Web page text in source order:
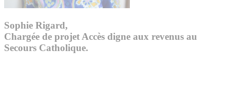
Sophie Rigard,
Chargée de projet Accès digne aux revenus au
Secours Catholique.